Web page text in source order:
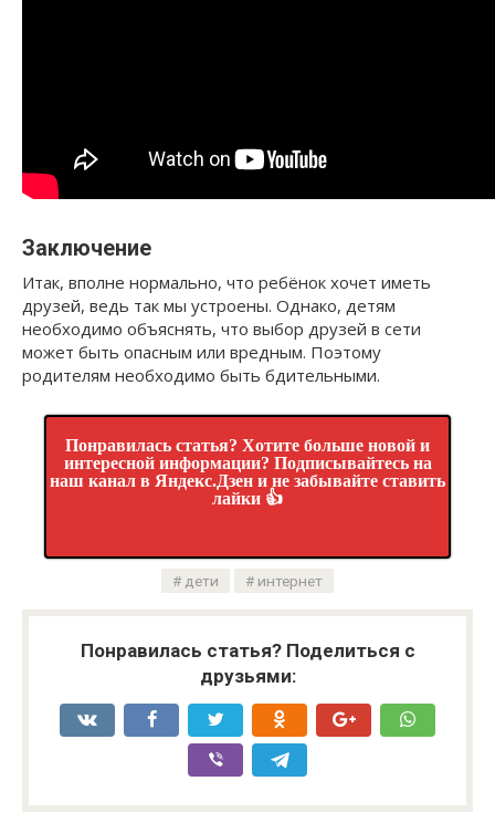
Заключение
Итак, вполне нормально, что ребёнок хочет иметь
друзей, ведь так мы устроены. Однако, детям
необходимо объяснять, что выбор друзей в сети
может быть опасным или вредным. Поэтому
родителям необходимо быть бдительными.
Понравилась статья? Хотите больше новой и
интересной информации? Подписывайтесь на
наш канал в Яндекс.Дзен и не забывайте ставить
лайки 👍
дети интернет
Понравилась статья? Поделиться с
друзьями: